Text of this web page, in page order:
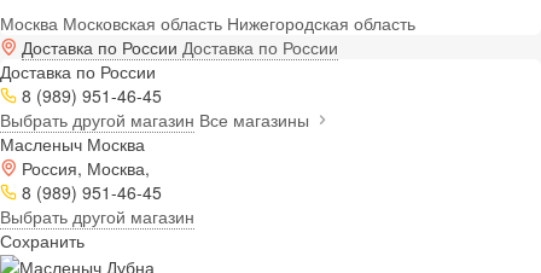
Москва Московская область Нижегородская область
Доставка по России Доставка по России
Доставка по России
8 (989) 951-46-45
Выбрать другой магазин Все магазины
Масленыч Москва
Россия, Москва,
8 (989) 951-46-45
Выбрать другой магазин
Сохранить